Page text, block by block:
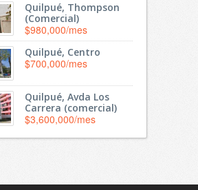
Quilpué, Thompson
(Comercial)
$980,000/mes
Quilpué, Centro
$700,000/mes
Quilpué, Avda Los
Carrera (comercial)
$3,600,000/mes